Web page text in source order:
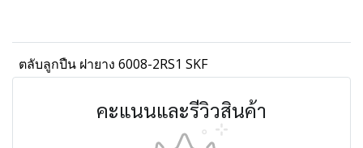
ตลับลูกปืน ฝายาง 6008-2RS1 SKF
คะแนนและรีวิวสินค้า